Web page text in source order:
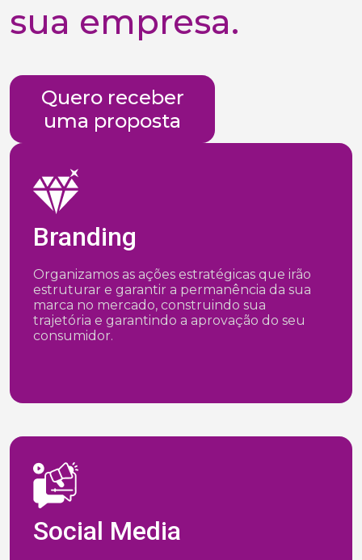
sua empresa.
Quero receber
uma proposta
Branding
Organizamos as ações estratégicas que irão
estruturar e garantir a permanência da sua
marca no mercado, construindo sua
trajetória e garantindo a aprovação do seu
consumidor.
Social Media